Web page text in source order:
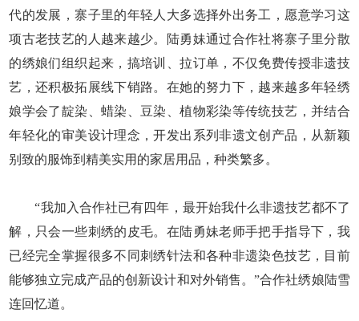
代的发展，寨子里的年轻人大多选择外出务工，愿意学习这
项古老技艺的人越来越少。陆勇妹通过合作社将寨子里分散
的绣娘们组织起来，搞培训、拉订单，不仅免费传授非遗技
艺，还积极拓展线下销路。在她的努力下，越来越多年轻绣
娘学会了靛染、蜡染、豆染、植物彩染等传统技艺，并结合
年轻化的审美设计理念，开发出系列非遗文创产品，从新颖
别致的服饰到精美实用的家居用品，种类繁多。
“我加入合作社已有四年，最开始我什么非遗技艺都不了
解，只会一些刺绣的皮毛。在陆勇妹老师手把手指导下，我
已经完全掌握很多不同刺绣针法和各种非遗染色技艺，目前
能够独立完成产品的创新设计和对外销售。”合作社绣娘陆雪
连回忆道。